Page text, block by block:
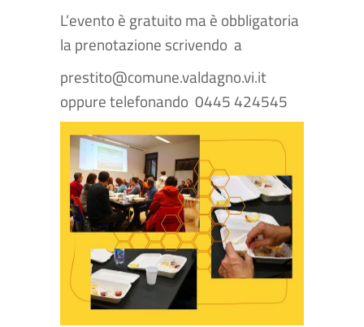
L’evento è gratuito ma è obbligatoria
la prenotazione scrivendo a
prestito@comune.valdagno.vi.it
oppure telefonando 0445 424545